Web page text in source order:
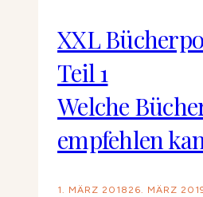
XXL
Teil 1
Welche
empfehlen
1. MÄRZ 2018 26. MÄRZ